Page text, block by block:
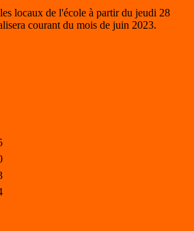
locaux de l'école à partir du jeudi 28
courant du mois de juin 2023.